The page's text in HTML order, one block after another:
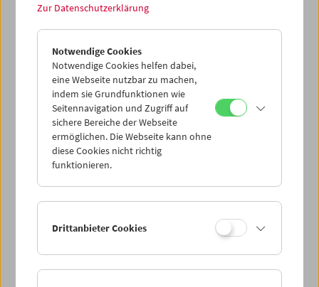
Mo 10.1.
Di 11.1.
Mi 12.1.
Do 13.1.
Sa 15.1.
Zur Datenschutzerklärung
Notwendige Cookies
Notwendige Cookies helfen dabei,
eine Webseite nutzbar zu machen,
indem sie Grundfunktionen wie
Seitennavigation und Zugriff auf
sichere Bereiche der Webseite
ermöglichen. Die Webseite kann ohne
diese Cookies nicht richtig
funktionieren.
Drittanbieter Cookies